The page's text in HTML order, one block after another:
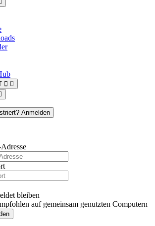
Anmelden
bleiben
auf gemeinsam genutzten Computern